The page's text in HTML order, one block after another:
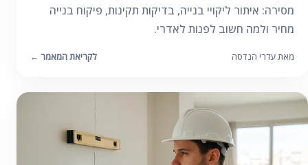
מסירה: איתור ליקויי בנייה, בדיקות תקינות, פיקוח בנייה
מחיר ולמה חשוב לפנות לאדרי.
מאת עדרי הנדסה לקריאת המאמר ←